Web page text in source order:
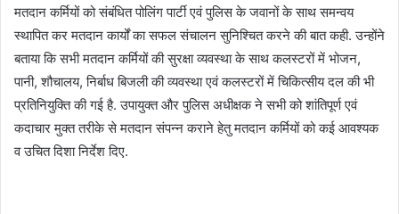
मतदान कर्मियों को संबंधित पोलिंग पार्टी एवं पुलिस के जवानों के साथ समन्वय
स्थापित कर मतदान कार्यों का सफल संचालन सुनिश्चित करने की बात कही. उन्होंने
बताया कि सभी मतदान कर्मियों की सुरक्षा व्यवस्था के साथ कलस्टरों में भोजन,
पानी, शौचालय, निर्बाध बिजली की व्यवस्था एवं कलस्टरों में चिकित्सीय दल की भी
प्रतिनियुक्ति की गई है. उपायुक्त और पुलिस अधीक्षक ने सभी को शांतिपूर्ण एवं
कदाचार मुक्त तरीके से मतदान संपन्न कराने हेतु मतदान कर्मियों को कई आवश्यक
व उचित दिशा निर्देश दिए.